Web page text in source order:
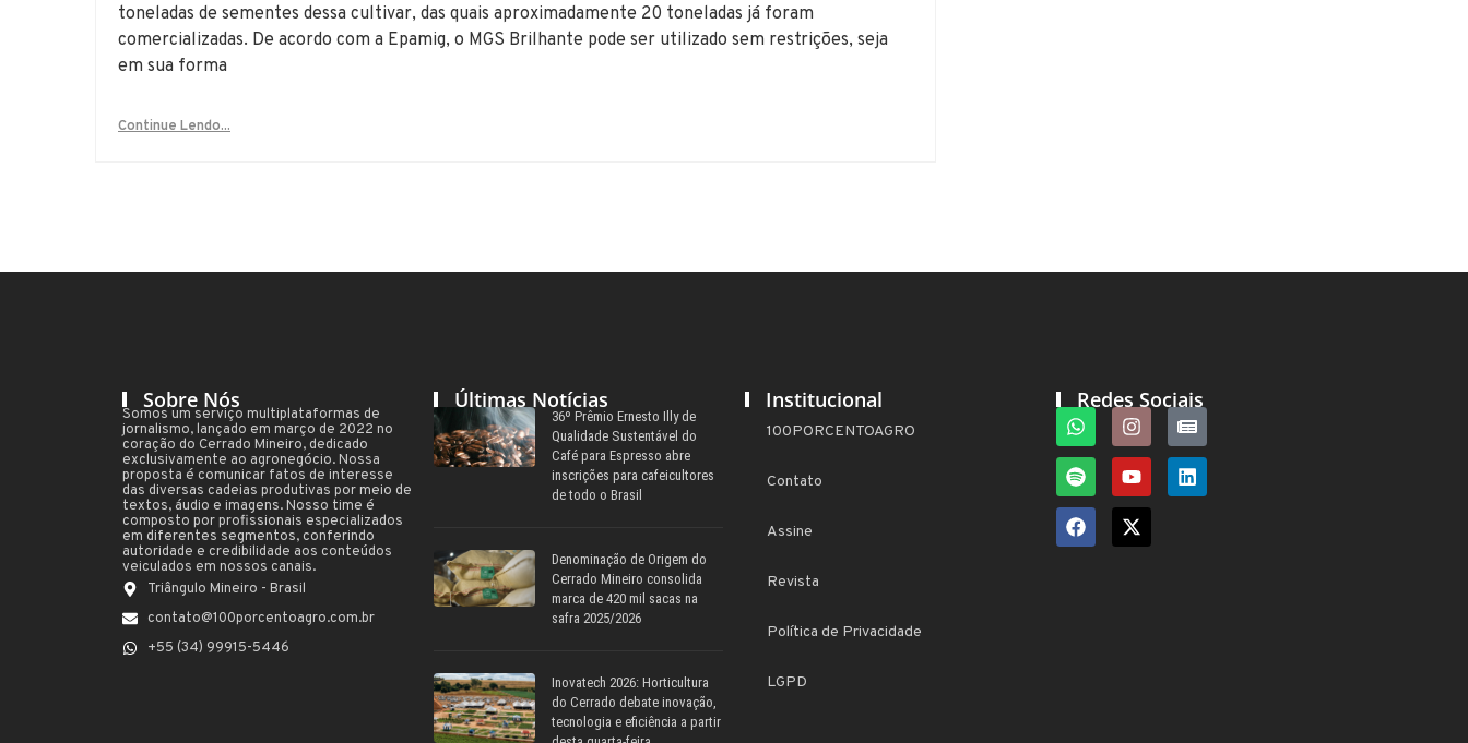
toneladas de sementes dessa cultivar, das quais aproximadamente 20 toneladas já foram
comercializadas. De acordo com a Epamig, o MGS Brilhante pode ser utilizado sem restrições, seja
em sua forma
Continue Lendo...
Sobre Nós
Somos um serviço multiplataformas de
jornalismo, lançado em março de 2022 no
coração do Cerrado Mineiro, dedicado
exclusivamente ao agronegócio. Nossa
proposta é comunicar fatos de interesse
das diversas cadeias produtivas por meio de
textos, áudio e imagens. Nosso time é
composto por profissionais especializados
em diferentes segmentos, conferindo
autoridade e credibilidade aos conteúdos
veiculados em nossos canais.
Triângulo Mineiro - Brasil
contato@100porcentoagro.com.br
+55 (34) 99915-5446
Últimas Notícias
36º Prêmio Ernesto Illy de
Qualidade Sustentável do
Café para Espresso abre
inscrições para cafeicultores
de todo o Brasil
Denominação de Origem do
Cerrado Mineiro consolida
marca de 420 mil sacas na
safra 2025/2026
Inovatech 2026: Horticultura
do Cerrado debate inovação,
tecnologia e eficiência a partir
Institucional
100PORCENTOAGRO
Contato
Assine
Revista
Política de Privacidade
LGPD
Redes Sociais